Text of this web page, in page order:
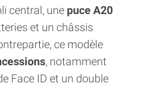
central, une puce A20
et un châssis
ce modèle
, notamment
Face ID et un double